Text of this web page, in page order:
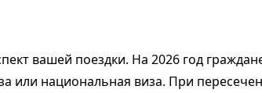
вашей поездки. На 2026 год
или национальная виза. При